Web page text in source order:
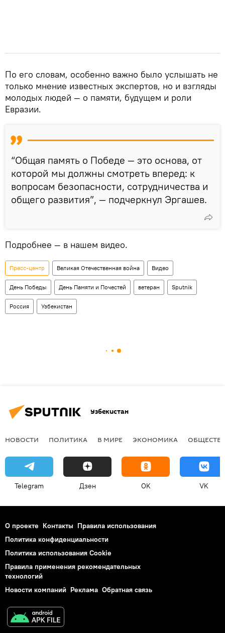
По его словам, особенно важно было услышать не
только мнение известных экспертов, но и взгляды
молодых людей — о памяти, будущем и роли
Евразии.
“Общая память о Победе — это основа, от
которой мы должны смотреть вперед: к
вопросам безопасности, сотрудничества и
общего развития”, — подчеркнул Эргашев.
Подробнее — в нашем видео.
Пресс-центр Великая Отечественная война Видео
День Победы День Памяти и Почестей ветеран Sputnik
Россия Узбекистан
Узбекистан
НОВОСТИ ПОЛИТИКА В МИРЕ ЭКОНОМИКА
Telegram Дзен OK VK
О проекте Контакты Правила использования
Политика конфиденциальности
Политика использования Cookie
Правила применения рекомендательных
технологий
Новости компаний Реклама Обратная связь